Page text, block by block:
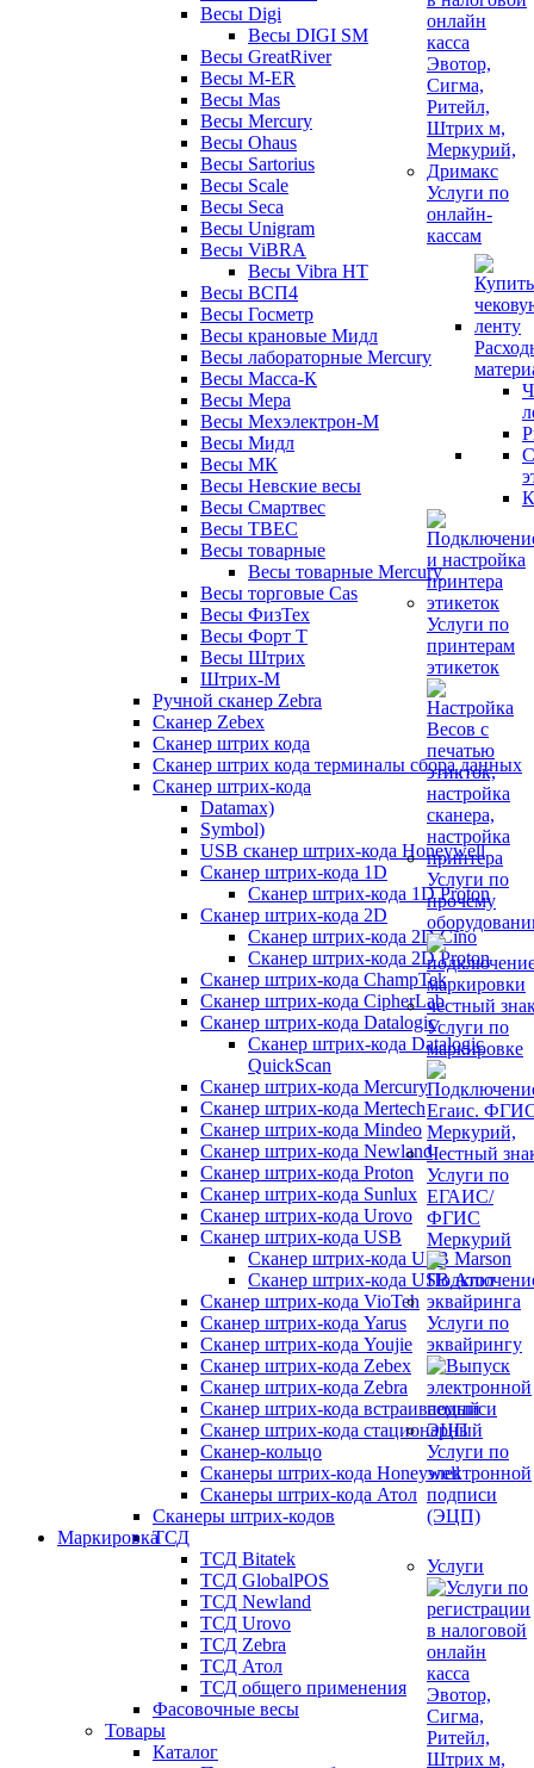
Весы Digi
Весы DIGI SM
Весы GreatRiver
Весы M-ER
Весы Mas
Весы Mercury
Весы Ohaus
Весы Sartorius
Весы Scale
Весы Seca
Весы Unigram
Весы ViBRA
Весы Vibra HT
Весы ВСП4
Весы Госметр
Весы крановые Мидл
Весы лабораторные Mercury
Весы Масса-К
Весы Мера
Весы Мехэлектрон-М
Весы Мидл
Весы МК
Весы Невские весы
Весы Смартвес
Весы ТВЕС
Весы товарные
Весы товарные Mercury
Весы торговые Cas
Весы ФизТех
Весы Форт Т
Весы Штрих
Штрих-М
Ручной сканер Zebra
Сканер Zebex
Сканер штрих кода
Сканер штрих кода терминалы сбора данных
Сканер штрих-кода
Datamax)
Symbol)
USB сканер штрих-кода Honeywell
Сканер штрих-кода 1D
Сканер штрих-кода 1D Proton
Сканер штрих-кода 2D
Сканер штрих-кода 2D Cino
Сканер штрих-кода 2D Proton
Сканер штрих-кода ChampTek
Сканер штрих-кода CipherLab
Сканер штрих-кода Datalogic
Сканер штрих-кода Datalogic
QuickScan
Сканер штрих-кода Mercury
Сканер штрих-кода Mertech
Сканер штрих-кода Mindeo
Сканер штрих-кода Newland
Сканер штрих-кода Proton
Сканер штрих-кода Sunlux
Сканер штрих-кода Urovo
Сканер штрих-кода USB
Сканер штрих-кода USB Marson
Сканер штрих-кода USB Атол
Сканер штрих-кода VioTeh
Сканер штрих-кода Yarus
Сканер штрих-кода Youjie
Сканер штрих-кода Zebex
Сканер штрих-кода Zebra
Сканер штрих-кода встраиваемый
Сканер штрих-кода стационарный
Сканер-кольцо
Сканеры штрих-кода Honeywell
Сканеры штрих-кода Атол
Сканеры штрих-кодов
ТСД
ТСД Bitatek
ТСД GlobalPOS
ТСД Newland
ТСД Urovo
ТСД Zebra
ТСД Атол
ТСД общего применения
Фасовочные весы
Товары
Каталог
Услуги по
онлайн-
кассам
Услуги по
принтерам
этикеток
Услуги по
прочему
Услуги по
маркировке
Услуги по
ЕГАИС/
ФГИС
Меркурий
Услуги по
эквайрингу
Услуги по
электронной
подписи
(ЭЦП)
Маркировка
Услуги